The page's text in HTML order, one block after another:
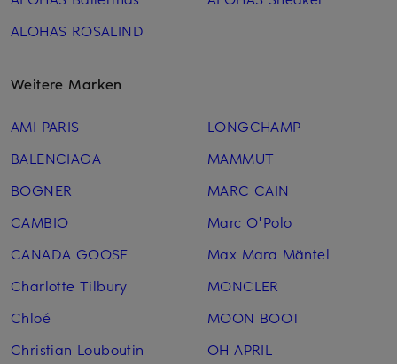
ALOHAS ROSALIND
Weitere Marken
AMI PARIS
BALENCIAGA
BOGNER
CAMBIO
CANADA GOOSE
Charlotte Tilbury
Chloé
Christian Louboutin
LONGCHAMP
MAMMUT
MARC CAIN
Marc O'Polo
Max Mara Mäntel
MONCLER
MOON BOOT
OH APRIL